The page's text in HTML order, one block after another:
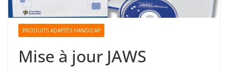
PRODUITS ADAPTÉS HANDICAP
Mise à jour JAWS